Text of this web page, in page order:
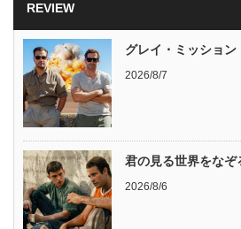
REVIEW
グレイ・ミッション
2026/8/7
君の見る世界をなぞ
2026/8/6